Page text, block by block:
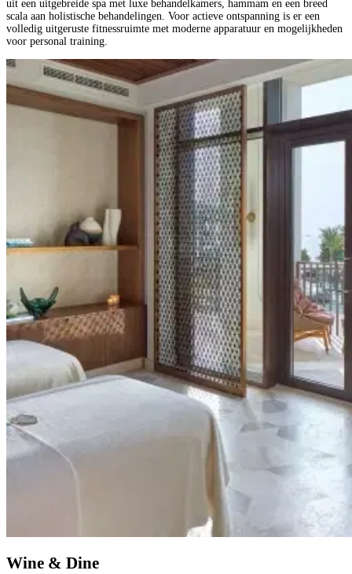
uit een uitgebreide spa met luxe behandelkamers, hammam en een breed
scala aan holistische behandelingen. Voor actieve ontspanning is er een
volledig uitgeruste fitnessruimte met moderne apparatuur en mogelijkheden
voor personal training.
Wine & Dine